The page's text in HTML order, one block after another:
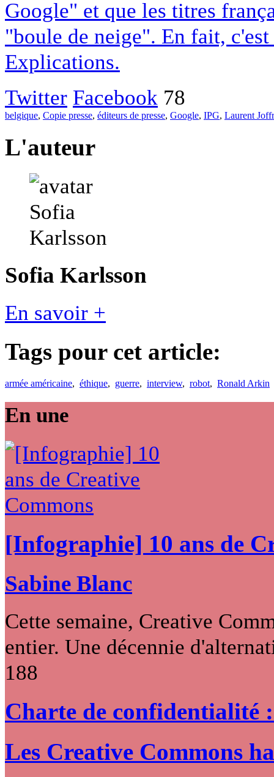
Google" et que les titres
"boule de neige". En fait,
Explications.
Twitter Facebook 78
belgique, Copie presse, éditeurs de presse, Google, IPG, Laurent
L'auteur
Sofia Karlsson
En savoir +
Tags pour cet article:
armée américaine, éthique, guerre, interview, robot, Ronald Arkin
En une
[Infographie] 10 ans de
Sabine Blanc
Cette semaine, Creative
entier. Une décennie
188
Charte de confidentialité
Les Creative Commons